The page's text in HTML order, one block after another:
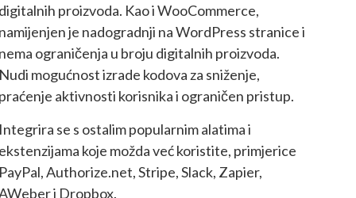
proizvoda. Kao i WooCommerce,
je nadogradnji na WordPress stranice i
ograničenja u broju digitalnih proizvoda.
mogućnost izrade kodova za sniženje,
aktivnosti korisnika i ograničen pristup.
se s ostalim popularnim alatima i
koje možda već koristite, primjerice
Authorize.net, Stripe, Slack, Zapier,
i Dropbox.